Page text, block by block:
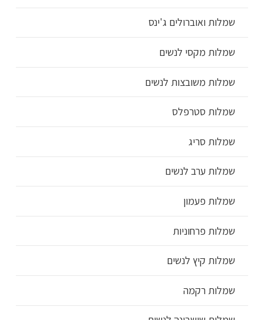
שמלות ואוברולים ג'ינס
שמלות מקסי לנשים
שמלות משובצות לנשים
שמלות סטרפלס
שמלות סריג
שמלות ערב לנשים
שמלות פעמון
שמלות פרחוניות
שמלות קיץ לנשים
שמלות רקמה